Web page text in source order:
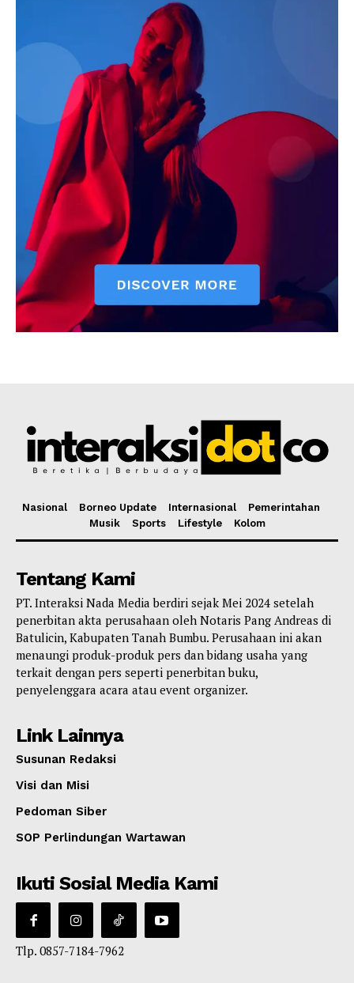
Nasional Borneo Update Internasional
Pemerintahan
Musik
Sports Lifestyle Kolom
Tentang Kami
PT. Interaksi Nada Media berdiri sejak Mei 2024 setelah
penerbitan akta perusahaan oleh Notaris Pang Andreas di
Batulicin, Kabupaten Tanah Bumbu. Perusahaan ini akan
menaungi produk-produk pers dan bidang usaha yang
terkait dengan pers seperti penerbitan buku,
penyelenggara acara atau event organizer.
Link Lainnya
Susunan Redaksi
Visi dan Misi
Pedoman Siber
SOP Perlindungan Wartawan
Ikuti Sosial Media Kami
Tlp. 0857-7184-7962